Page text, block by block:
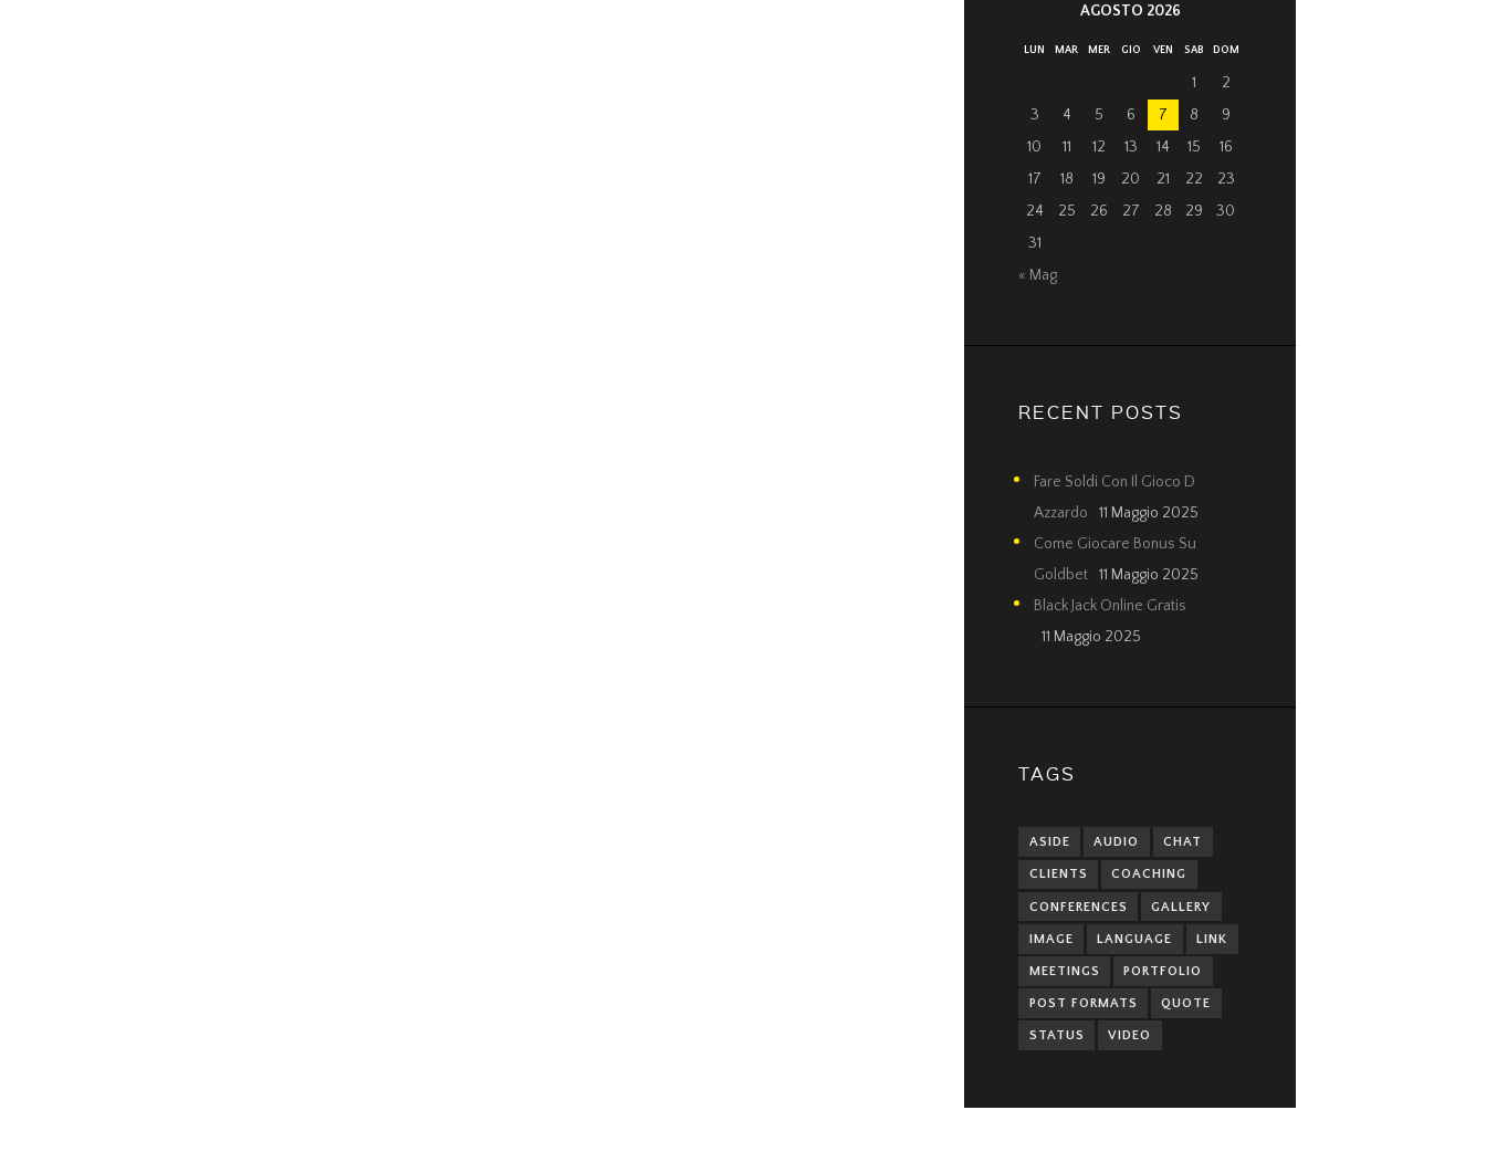
AGOSTO 2026
LUN MAR MER GIO VEN SAB DOM
1
2
3
4 5 6 7 8
9
10
11 12 13 14 15
16
17
18 19 20 21 22
23
24
25 26 27 28 29
30
31
« Mag
RECENT POSTS
Fare Soldi Con Il Gioco D
Azzardo
11 Maggio 2025
Come Giocare Bonus Su
Goldbet
11 Maggio 2025
Black Jack Online Gratis
11 Maggio 2025
TAGS
ASIDE AUDIO CHAT
CLIENTS COACHING
CONFERENCES GALLERY
IMAGE LANGUAGE LINK
MEETINGS PORTFOLIO
POST FORMATS QUOTE
STATUS VIDEO